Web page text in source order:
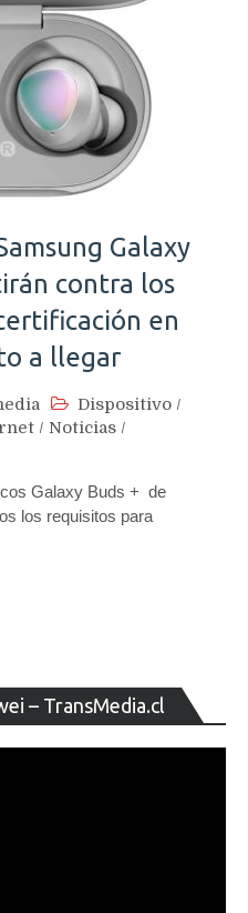
Galaxy
contra los
en
a llegar
Dispositivo /
/ Noticias /
Galaxy Buds + de
los requisitos para
– TransMedia.cl
de